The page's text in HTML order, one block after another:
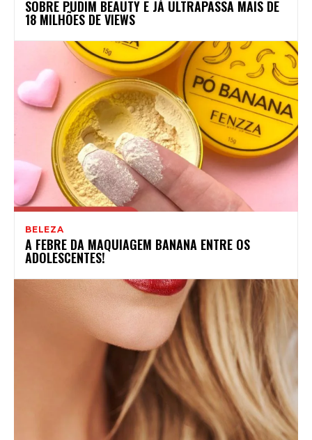
SOBRE PUDIM BEAUTY E JÁ ULTRAPASSA MAIS DE
18 MILHÕES DE VIEWS
BELEZA
A FEBRE DA MAQUIAGEM BANANA ENTRE OS
ADOLESCENTES!